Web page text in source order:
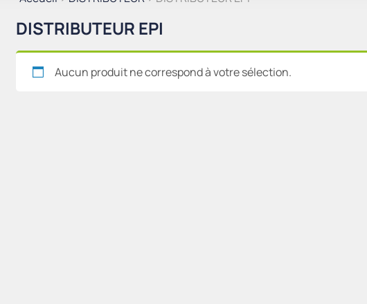
DISTRIBUTEUR EPI
Aucun produit ne correspond à votre sélection.